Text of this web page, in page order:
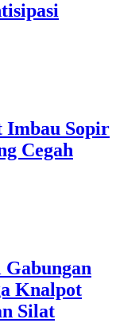
Imbau Sopir
Cegah
Knalpot
Silat